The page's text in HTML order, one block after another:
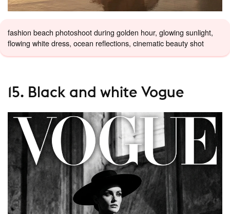
fashion beach photoshoot during golden hour, glowing sunlight,
flowing white dress, ocean reflections, cinematic beauty shot
15. Black and white Vogue